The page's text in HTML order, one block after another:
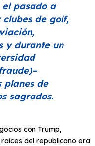
el pasado a
clubes de golf,
y durante un
planes de
sagrados.
con Trump,
del republicano era